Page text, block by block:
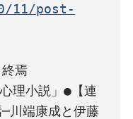
11/post-
終焉
理小説」●【連
川端康成と伊藤